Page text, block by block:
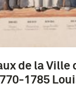
de la Ville
1785